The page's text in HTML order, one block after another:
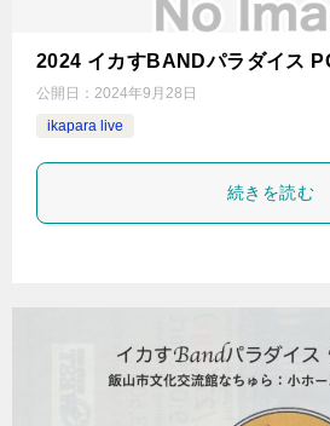
2024 イカすBANDパラダイス
公開日： 2024年9月28日
ikapara live
続きを読む